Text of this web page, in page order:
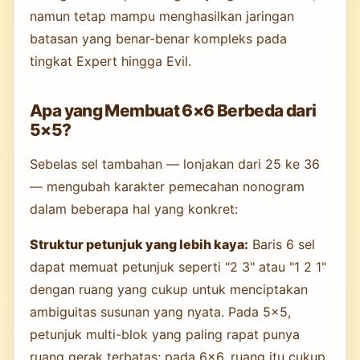
namun tetap mampu menghasilkan jaringan
batasan yang benar-benar kompleks pada
tingkat Expert hingga Evil.
Apa yang Membuat 6×6 Berbeda dari
5×5?
Sebelas sel tambahan — lonjakan dari 25 ke 36
— mengubah karakter pemecahan nonogram
dalam beberapa hal yang konkret:
Struktur petunjuk yang lebih kaya: Baris 6 sel
dapat memuat petunjuk seperti "2 3" atau "1 2 1"
dengan ruang yang cukup untuk menciptakan
ambiguitas susunan yang nyata. Pada 5×5,
petunjuk multi-blok yang paling rapat punya
ruang gerak terbatas; pada 6×6, ruang itu cukup